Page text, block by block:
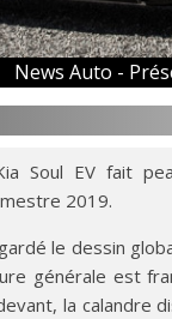
News Auto -
Soul EV fait
2019.
le dessin
générale est
la calandre